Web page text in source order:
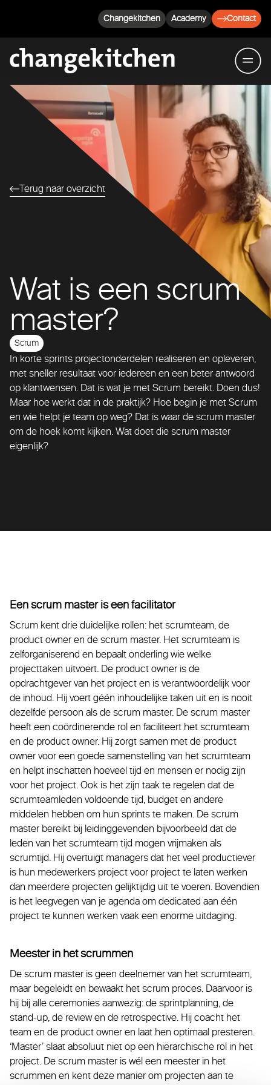
Changekitchen Academy Contact
Terug naar overzicht
Wat is een scrum
master?
Scrum
In korte sprints projectonderdelen realiseren en opleveren,
met sneller resultaat voor iedereen en een beter antwoord
op klantwensen. Dat is wat je met Scrum bereikt. Doen dus!
Maar hoe werkt dat in de praktijk? Hoe begin je met Scrum
en wie helpt je team op weg? Dat is waar de scrum master
om de hoek komt kijken. Wat doet die scrum master
eigenlijk?
Een scrum master is een facilitator
Scrum kent drie duidelijke rollen: het scrumteam, de
product owner en de scrum master. Het scrumteam is
zelforganiserend en bepaalt onderling wie welke
projecttaken uitvoert. De product owner is de
opdrachtgever van het project en is verantwoordelijk voor
de inhoud. Hij voert géén inhoudelijke taken uit en is nooit
dezelfde persoon als de scrum master. De scrum master
heeft een coördinerende rol en faciliteert het scrumteam
en de product owner. Hij zorgt samen met de product
owner voor een goede samenstelling van het scrumteam
en helpt inschatten hoeveel tijd en mensen er nodig zijn
voor het project. Ook is het zijn taak te regelen dat de
scrumteamleden voldoende tijd, budget en andere
middelen hebben om hun sprints te maken. De scrum
master bereikt bij leidinggevenden bijvoorbeeld dat de
leden van het scrumteam tijd mogen vrijmaken als
scrumtijd. Hij overtuigt managers dat het veel productiever
is hun medewerkers project voor project te laten werken
dan meerdere projecten gelijktijdig uit te voeren. Bovendien
is het leegvegen van je agenda om dedicated aan één
project te kunnen werken vaak een enorme uitdaging.
Meester in het scrummen
De scrum master is geen deelnemer van het scrumteam,
maar begeleidt en bewaakt het scrum proces. Daarvoor is
hij bij alle ceremonies aanwezig: de sprintplanning, de
stand-up, de review en de retrospective. Hij coacht het
team en de product owner en laat hen optimaal presteren.
‘Master’ slaat absoluut niet op een hiërarchische rol in het
project. De scrum master is wél een meester in het
scrummen en kent deze manier om projecten aan te